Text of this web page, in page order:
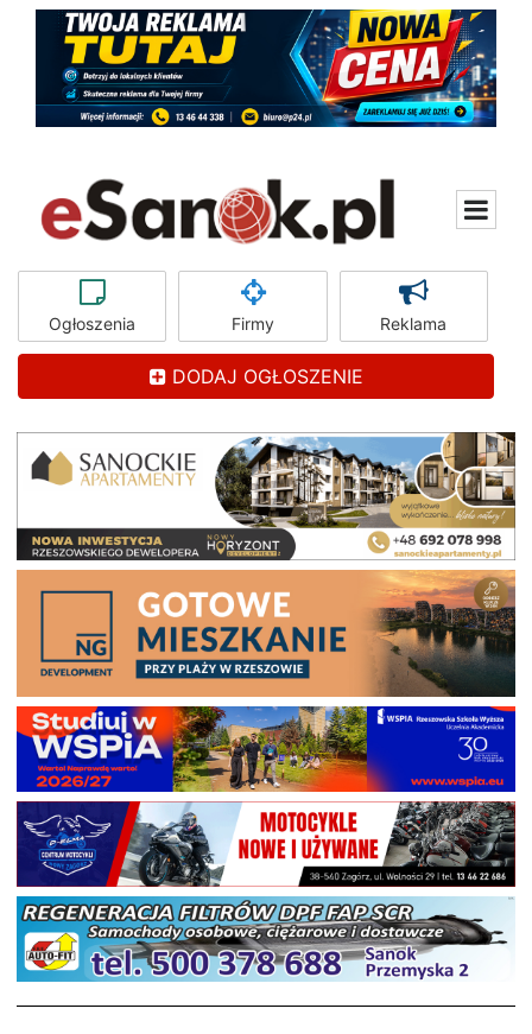
Ogłoszenia Firmy Reklama
DODAJ OGŁOSZENIE